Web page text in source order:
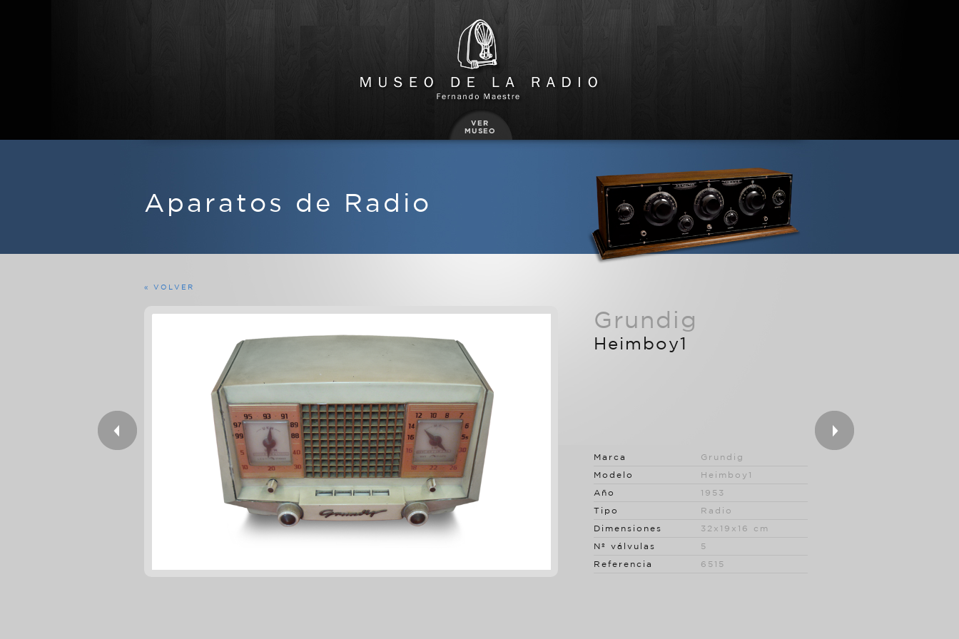
MARINOS
Aparatos de Radio
« VOLVER
Grundig
Heimboy1
Marca
Grundig
Modelo
Heimboy1
Año
1953
Tipo
Radio
Dimensiones
32x19x16 cm
Nº válvulas
5
Referencia
6515